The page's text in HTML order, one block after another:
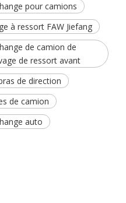
pour camions
à ressort FAW Jiefang
de camion de
de ressort avant
de direction
de camion
auto